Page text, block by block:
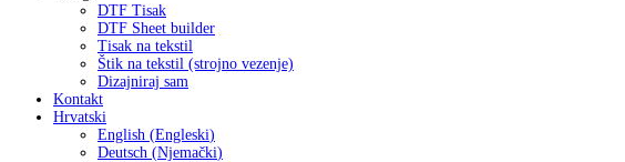
DTF Tisak
DTF Sheet builder
Tisak na tekstil
Štik na tekstil (strojno vezenje)
Dizajniraj sam
Kontakt
Hrvatski
English (Engleski)
Deutsch (Njemački)